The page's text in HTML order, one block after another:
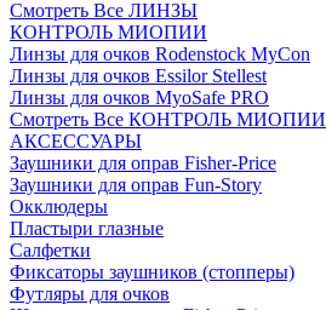
Смотреть Все ЛИНЗЫ
КОНТРОЛЬ МИОПИИ
Линзы для очков Rodenstock MyCon
Линзы для очков Essilor Stellest
Линзы для очков MyoSafe PRO
Смотреть Все КОНТРОЛЬ МИОПИИ
АКСЕССУАРЫ
Заушники для оправ Fisher-Price
Заушники для оправ Fun-Story
Окклюдеры
Пластыри глазные
Салфетки
Фиксаторы заушников (стопперы)
Футляры для очков